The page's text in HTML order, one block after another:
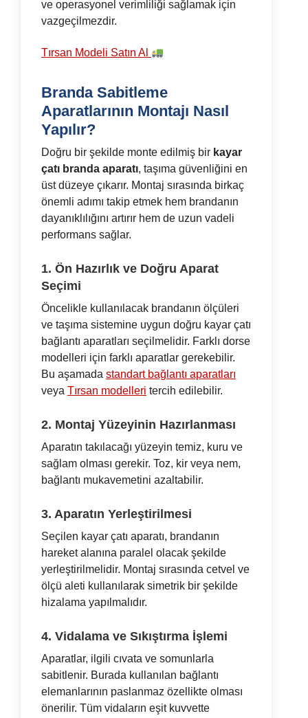
ve operasyonel verimliliği sağlamak için
vazgeçilmezdir.
Tırsan Modeli Satın Al
Branda Sabitleme
Aparatlarının Montajı Nasıl
Yapılır?
Doğru bir şekilde monte edilmiş bir kayar
çatı branda aparatı, taşıma güvenliğini en
üst düzeye çıkarır. Montaj sırasında birkaç
önemli adımı takip etmek hem brandanın
dayanıklılığını artırır hem de uzun vadeli
performans sağlar.
1. Ön Hazırlık ve Doğru Aparat
Seçimi
Öncelikle kullanılacak brandanın ölçüleri
ve taşıma sistemine uygun doğru kayar çatı
bağlantı aparatları seçilmelidir. Farklı dorse
modelleri için farklı aparatlar gerekebilir.
Bu aşamada standart bağlantı aparatları
veya Tırsan modelleri tercih edilebilir.
2. Montaj Yüzeyinin Hazırlanması
Aparatın takılacağı yüzeyin temiz, kuru ve
sağlam olması gerekir. Toz, kir veya nem,
bağlantı mukavemetini azaltabilir.
3. Aparatın Yerleştirilmesi
Seçilen kayar çatı aparatı, brandanın
hareket alanına paralel olacak şekilde
yerleştirilmelidir. Montaj sırasında cetvel ve
ölçü aleti kullanılarak simetrik bir şekilde
hizalama yapılmalıdır.
4. Vidalama ve Sıkıştırma İşlemi
Aparatlar, ilgili cıvata ve somunlarla
sabitlenir. Burada kullanılan bağlantı
elemanlarının paslanmaz özellikte olması
önerilir. Tüm vidaların eşit kuvvette